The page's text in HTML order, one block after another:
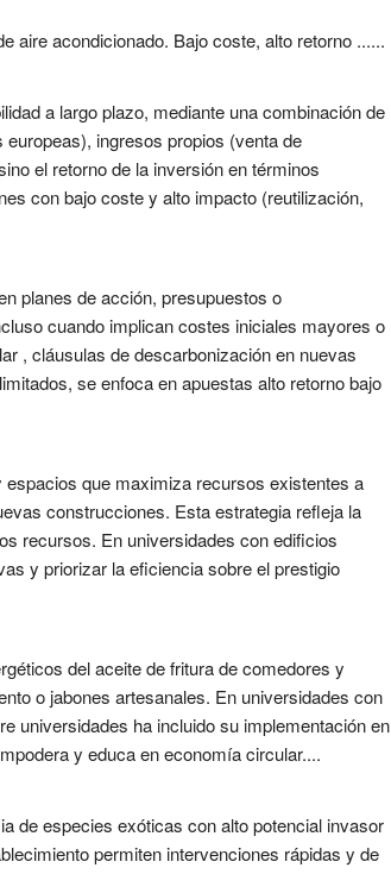
aire acondicionado. Bajo coste, alto retorno ......
a largo plazo, mediante una combinación de
ingresos propios (venta de
el retorno de la inversión en términos
con bajo coste y alto impacto (reutilización,
planes de acción, presupuestos o
cuando implican costes iniciales mayores o
, cláusulas de descarbonización en nuevas
se enfoca en apuestas alto retorno bajo
que maximiza recursos existentes a
construcciones. Esta estrategia refleja la
recursos. En universidades con edificios
y priorizar la eficiencia sobre el prestigio
del aceite de fritura de comedores y
o jabones artesanales. En universidades con
universidades ha incluido su implementación en
y educa en economía circular....
de especies exóticas con alto potencial invasor
permiten intervenciones rápidas y de